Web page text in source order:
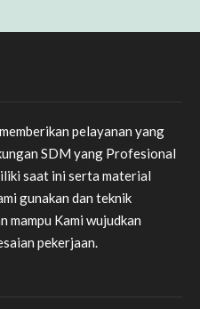
pelayanan yang
SDM yang Profesional
saat ini serta material
gunakan dan teknik
Kami wujudkan
pekerjaan.